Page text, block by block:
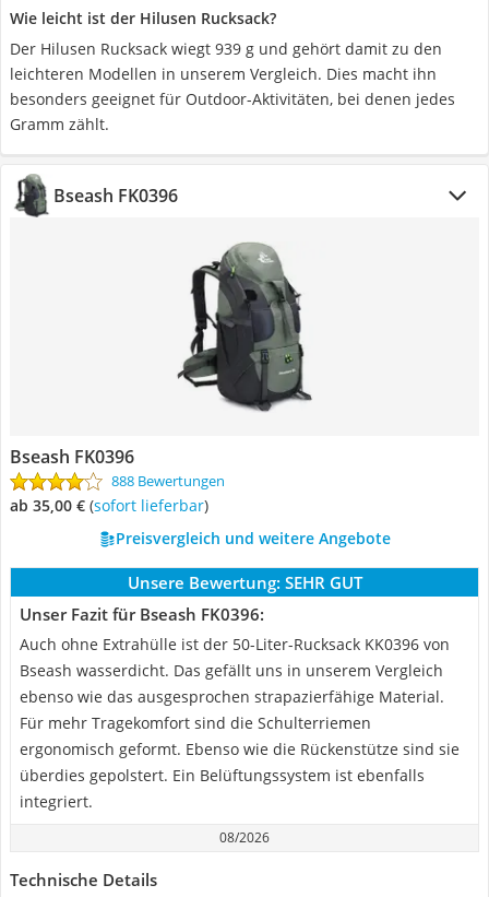
Wie leicht ist der Hilusen Rucksack?
Der Hilusen Rucksack wiegt 939 g und gehört damit zu den
leichteren Modellen in unserem Vergleich. Dies macht ihn
besonders geeignet für Outdoor-Aktivitäten, bei denen jedes
Gramm zählt.
Bseash FK0396
Bseash FK0396
888 Bewertungen
ab 35,00 € ( Sofort lieferbar)
Preisvergleich und weitere Angebote
Unsere Bewertung: SEHR GUT
Unser Fazit für Bseash FK0396:
Auch ohne Extrahülle ist der 50-Liter-Rucksack KK0396 von
Bseash wasserdicht. Das gefällt uns in unserem Vergleich
ebenso wie das ausgesprochen strapazierfähige Material.
Für mehr Tragekomfort sind die Schulterriemen
ergonomisch geformt. Ebenso wie die Rückenstütze sind sie
überdies gepolstert. Ein Belüftungssystem ist ebenfalls
integriert.
08/2026
Technische Details